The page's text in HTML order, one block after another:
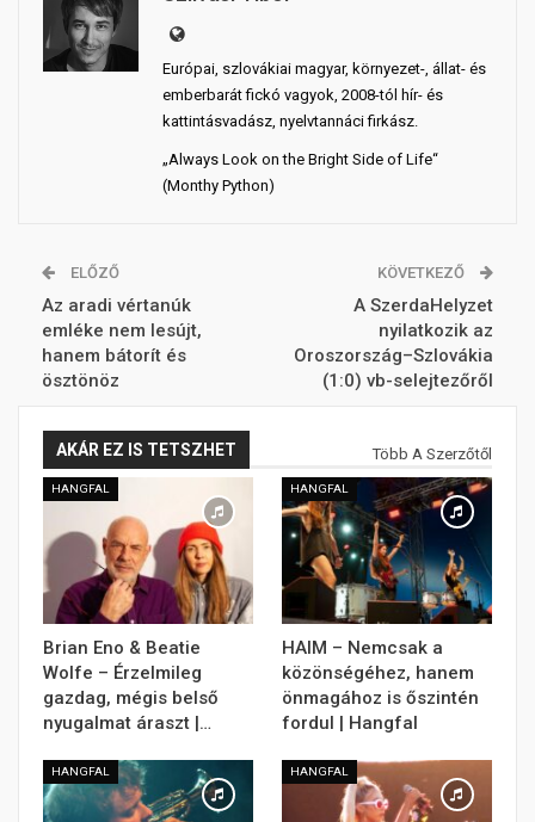
Európai, szlovákiai magyar, környezet-, állat- és
emberbarát fickó vagyok, 2008-tól hír- és
kattintásvadász, nyelvtannáci firkász.
„Always Look on the Bright Side of Life“
(Monthy Python)
ELŐZŐ
Az aradi vértanúk
emléke nem lesújt,
hanem bátorít és
ösztönöz
KÖVETKEZŐ
A SzerdaHelyzet
nyilatkozik az
Oroszország–Szlovákia
(1:0) vb-selejtezőről
AKÁR EZ IS TETSZHET Több A Szerzőtől
HANGFAL
Brian Eno & Beatie
Wolfe – Érzelmileg
gazdag, mégis belső
nyugalmat áraszt |…
HANGFAL
HAIM – Nemcsak a
közönségéhez, hanem
önmagához is őszintén
fordul | Hangfal
HANGFAL HANGFAL